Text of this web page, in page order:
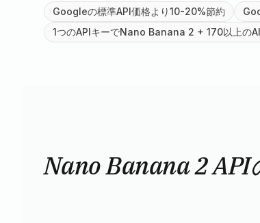
Googleの標準API価格より10-20%節約
1つのAPIキーでNano Banana 2 + 170以上の
Nano Banana 2